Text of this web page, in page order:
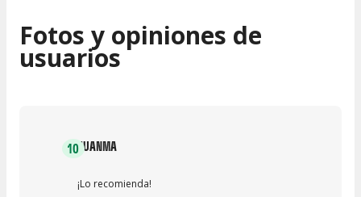
Fotos y opiniones de
usuarios
10JUANMA
¡Lo recomienda!